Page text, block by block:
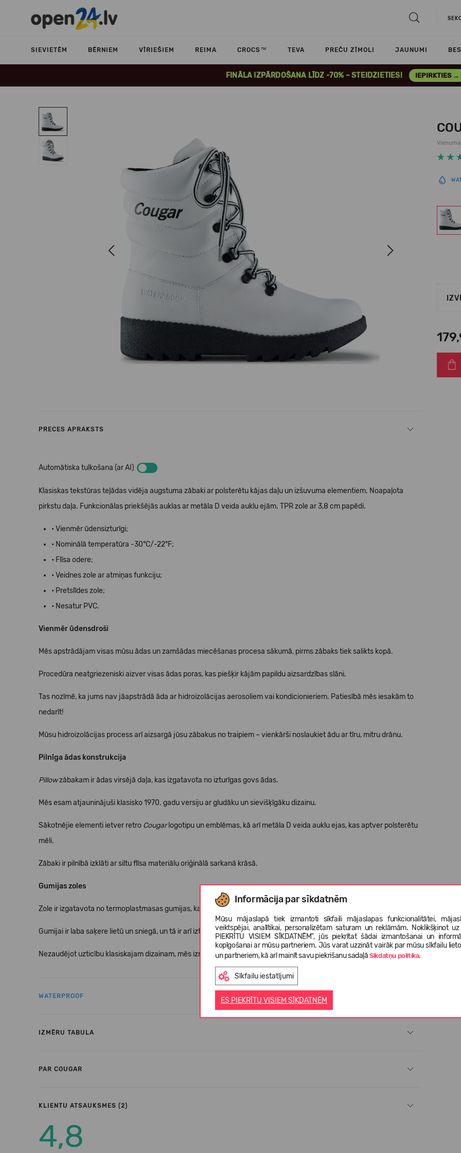
SIEVIETĒM BĒRNIEM VĪRIEŠIEM REIMA CROCS™ TEVA PREČU ZĪMOLI JAUNUMI
FINĀLA IZPĀRDOŠANA LĪDZ -70% – STEIDZIETIES! IEPIRKTIES →
Informācija par sīkdatnēm
Mūsu mājaslapā tiek izmantoti sīkfaili mājaslapas funkcionalitātei,
veiktspējai, analītikai, personalizētam saturam un reklāmām. Noklikšķinot
PIEKRĪTU VISIEM SĪKDATNĒM", jūs piekrītat šādai izmantošanai un
kopīgošanai ar mūsu partneriem. Jūs varat uzzināt vairāk par mūsu sīkfailu
un partneriem, kā arī mainīt savu piekrišanu sadaļāSīkdatņu politika.
Sīkfailu iestatījumi
ES PIEKRĪTU VISIEM SĪKDATNĒM
Next
PRECES APRAKSTS
Automātiska tulkošana (ar AI)
Klasiskas tekstūras teļādas vidēja augstuma zābaki ar polsterētu kājas daļu un izšuvuma elementiem. Noapaļota
pirkstu daļa. Funkcionālas priekšējās auklas ar metāla D veida auklu ejām. TPR zole ar 3,8 cm papēdi.
• Vienmēr ūdensizturīgi;
• Nominālā temperatūra -30°C/-22°F;
• Flīsa odere;
• Veidnes zole ar atmiņas funkciju;
• Pretslīdes zole;
• Nesatur PVC.
Vienmēr ūdensdroši
Mēs apstrādājam visas mūsu ādas un zamšādas miecēšanas procesa sākumā, pirms zābaks tiek salikts kopā.
Procedūra neatgriezeniski aizver visas ādas poras, kas piešķir kājām papildu aizsardzības slāni.
Tas nozīmē, ka jums nav jāapstrādā āda ar hidroizolācijas aerosoliem vai kondicionieriem. Patiesībā mēs iesakām to
nedarīt!
Mūsu hidroizolācijas process arī aizsargā jūsu zābakus no traipiem – vienkārši noslaukiet ādu ar tīru, mitru drānu.
Pilnīga ādas konstrukcija
Pillowzābakam ir ādas virsējā daļa, kas izgatavota no izturīgas govs ādas.
Mēs esam atjauninājuši klasisko 1970. gadu versiju ar gludāku un sievišķīgāku dizainu.
Sākotnējie elementi ietver retro Cougarlogotipu un emblēmas, kā arī metāla D veida auklu ejas, kas aptver polsterētu
mēli.
Zābaki ir pilnībā izklāti ar siltu flīsa materiālu oriģinālā sarkanā krāsā.
Gumijas zoles
Zole ir izgatavota no termoplastmasas gumijas, kas veidota ar zāģa protektoru.
Gumijai ir laba saķere lietū un sniegā, un tā ir arī izturīgāka nekā citi mākslīgie materiāli.
Nezaudējot uzticību klasiskajam dizainam, mēs izmantojam tādu gumiju, lai tā atbilstu oriģinālās zoles krāsai.
WATERPROOF
IZMĒRU TABULA
PAR COUGAR
KLIENTU ATSAUKSMES (2)
4,8